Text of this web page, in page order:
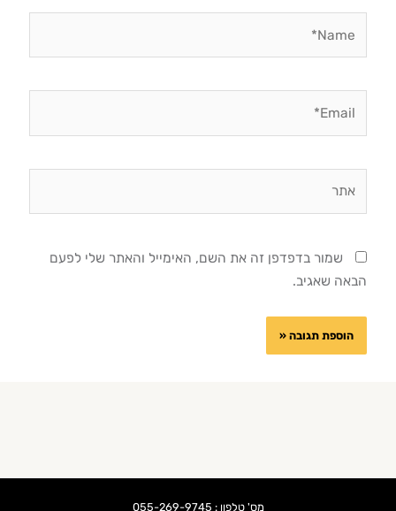
שמור בדפדפן זה את השם, האימייל והאתר שלי לפעם
הבאה שאגיב.
מס' טלפון : 055-269-9745